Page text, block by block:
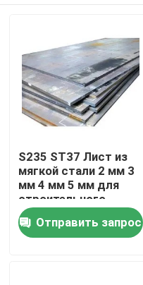
Дом
Товары
S235 ST37 Лист из
мягкой стали 2 мм 3
мм 4 мм 5 мм для
строительного
материала
Отправить запрос